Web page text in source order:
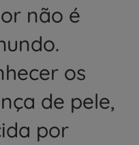
não é
os
de pele,
por